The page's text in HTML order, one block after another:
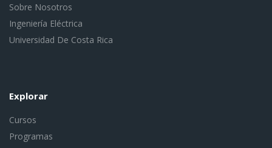
Sobre Nosotros
Ingeniería Eléctrica
Universidad De Costa Rica
Explorar
Cursos
Programas